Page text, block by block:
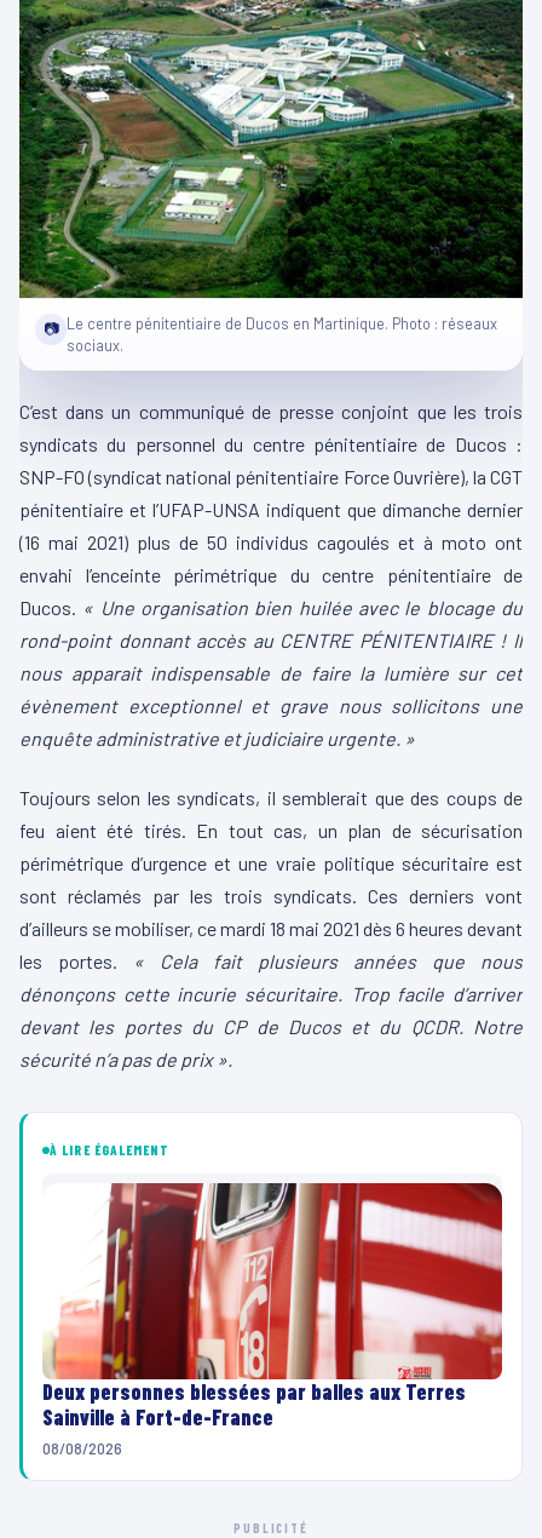
📷 Le centre pénitentiaire de Ducos en Martinique. Photo : réseaux
sociaux.
C’est dans un communiqué de presse conjoint que les trois
syndicats du personnel du centre pénitentiaire de Ducos :
SNP-FO (syndicat national pénitentiaire Force Ouvrière), la CGT
pénitentiaire et l’UFAP-UNSA indiquent que dimanche dernier
(16 mai 2021) plus de 50 individus cagoulés et à moto ont
envahi l’enceinte périmétrique du centre pénitentiaire de
Ducos. « Une organisation bien huilée avec le blocage du
rond-point donnant accès au CENTRE PÉNITENTIAIRE ! Il
nous apparait indispensable de faire la lumière sur cet
évènement exceptionnel et grave nous sollicitons une
enquête administrative et judiciaire urgente. »
Toujours selon les syndicats, il semblerait que des coups de
feu aient été tirés. En tout cas, un plan de sécurisation
périmétrique d’urgence et une vraie politique sécuritaire est
sont réclamés par les trois syndicats. Ces derniers vont
d’ailleurs se mobiliser, ce mardi 18 mai 2021 dès 6 heures devant
les portes.
« Cela fait plusieurs années que nous
dénonçons cette incurie sécuritaire. Trop facile d’arriver
devant les portes du CP de Ducos et du QCDR. Notre
sécurité n’a pas de prix ».
À LIRE ÉGALEMENT
Deux personnes blessées par balles aux Terres
Sainville à Fort-de-France
08/08/2026
PUBLICITÉ